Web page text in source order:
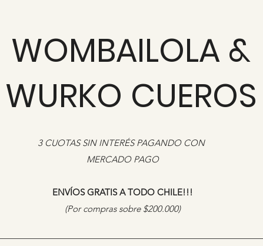
WOMBAILOLA &
WURKO CUEROS
3 CUOTAS SIN INTERÉS PAGANDO CON
MERCADO PAGO
ENVÍOS GRATIS A TODO CHILE!!!
​(Por compras sobre $200.000)